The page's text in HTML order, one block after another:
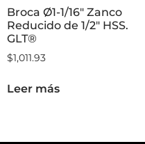
Broca Ø1-1/16″ Zanco
Reducido de 1/2″ HSS.
GLT®
$1,011.93
Leer más